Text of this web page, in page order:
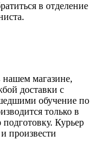
в отделение
нашем магазине,
доставки с
обучение по
только в
Курьер
произвести